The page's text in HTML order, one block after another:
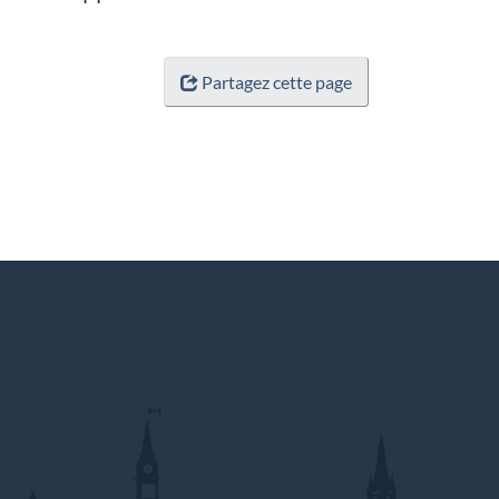
Partagez cette page